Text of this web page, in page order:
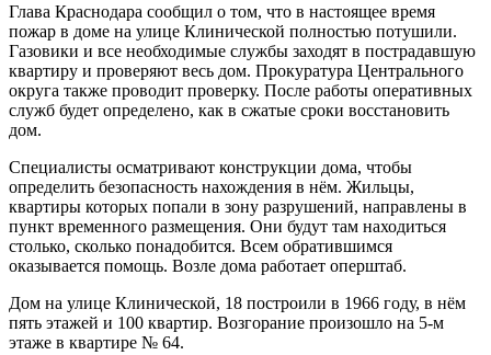
Глава Краснодара сообщил о том, что в настоящее время
пожар в доме на улице Клинической полностью потушили.
Газовики и все необходимые службы заходят в пострадавшую
квартиру и проверяют весь дом. Прокуратура Центрального
округа также проводит проверку. После работы оперативных
служб будет определено, как в сжатые сроки восстановить
дом.
Специалисты осматривают конструкции дома, чтобы
определить безопасность нахождения в нём. Жильцы,
квартиры которых попали в зону разрушений, направлены в
пункт временного размещения. Они будут там находиться
столько, сколько понадобится. Всем обратившимся
оказывается помощь. Возле дома работает оперштаб.
Дом на улице Клинической, 18 построили в 1966 году, в нём
пять этажей и 100 квартир. Возгорание произошло на 5-м
этаже в квартире № 64.